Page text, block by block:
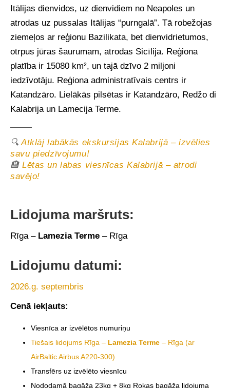
Itālijas dienvidos, uz dienvidiem no Neapoles un
atrodas uz pussalas Itālijas “purngalā”. Tā robežojas
ziemeļos ar reģionu Bazilikata, bet dienvidrietumos,
otrpus jūras šaurumam, atrodas Sicīlija. Reģiona
platība ir 15080 km², un tajā dzīvo 2 miljoni
iedzīvotāju. Reģiona administratīvais centrs ir
Katandzāro. Lielākās pilsētas ir Katandzāro, Redžo di
Kalabrija un Lamecija Terme.
🔍Atklāj labākās ekskursijas Kalabrijā – izvēlies
savu piedzīvojumu!
🏨Lētas un labas viesnīcas Kalabrijā – atrodi
savējo!
Lidojuma maršruts:
Rīga –Lamezia Terme – Rīga
Lidojumu datumi:
2026.g. septembris
Cenā iekļauts:
Viesnīca ar izvēlētos numuriņu
Tiešais lidojums Rīga – Lamezia Terme – Rīga (ar
AirBaltic Airbus A220-300)
Transfērs uz izvēlēto viesnīcu
Nododamā bagāža 23kg + 8kg Rokas bagāža lidojuma